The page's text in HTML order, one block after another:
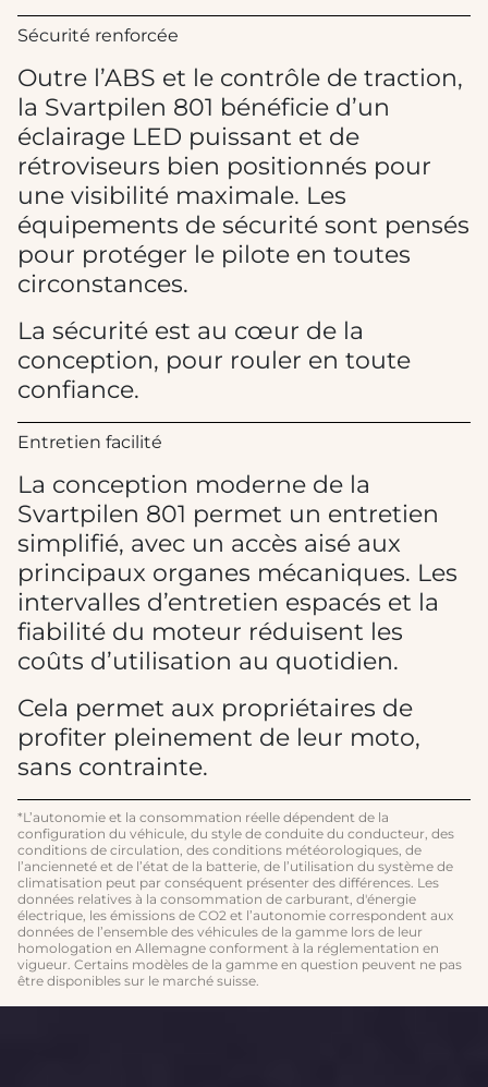
Sécurité renforcée
Outre l’ABS et le contrôle de traction,
la Svartpilen 801 bénéficie d’un
éclairage LED puissant et de
rétroviseurs bien positionnés pour
une visibilité maximale. Les
équipements de sécurité sont pensés
pour protéger le pilote en toutes
circonstances.
La sécurité est au cœur de la
conception, pour rouler en toute
confiance.
Entretien facilité
La conception moderne de la
Svartpilen 801 permet un entretien
simplifié, avec un accès aisé aux
principaux organes mécaniques. Les
intervalles d’entretien espacés et la
fiabilité du moteur réduisent les
coûts d’utilisation au quotidien.
Cela permet aux propriétaires de
profiter pleinement de leur moto,
sans contrainte.
*L’autonomie et la consommation réelle dépendent de la
configuration du véhicule, du style de conduite du conducteur, des
conditions de circulation, des conditions météorologiques, de
l’ancienneté et de l’état de la batterie, de l’utilisation du système de
climatisation peut par conséquent présenter des différences. Les
données relatives à la consommation de carburant, d'énergie
électrique, les émissions de CO2 et l’autonomie correspondent aux
données de l’ensemble des véhicules de la gamme lors de leur
homologation en Allemagne conforment à la réglementation en
vigueur. Certains modèles de la gamme en question peuvent ne pas
être disponibles sur le marché suisse.